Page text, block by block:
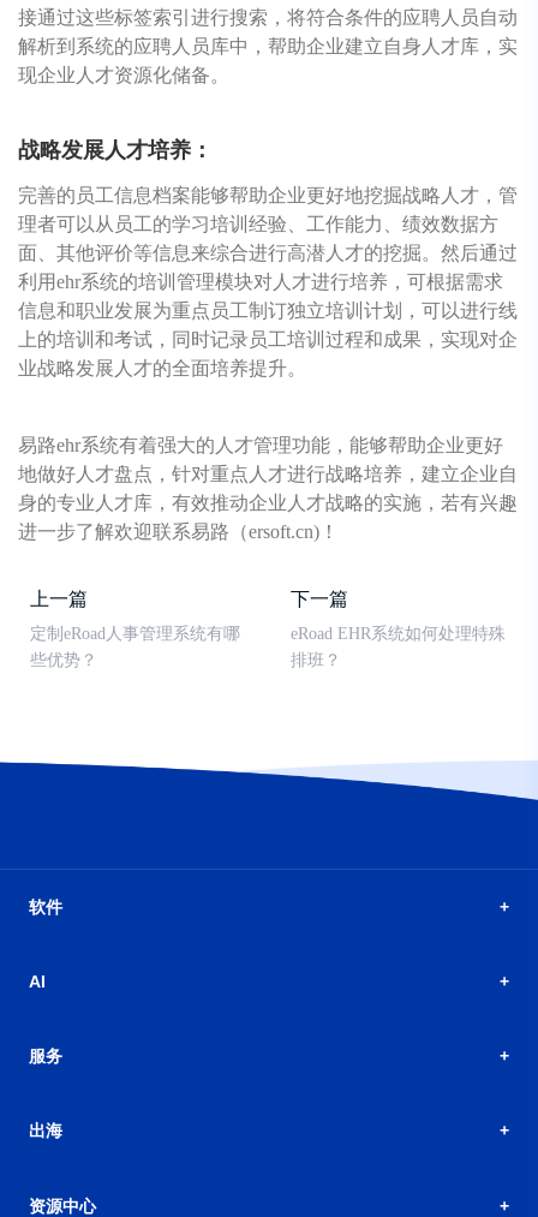
接通过这些标签索引进行搜索，将符合条件的应聘人员自动
解析到系统的应聘人员库中，帮助企业建立自身人才库，实
现企业人才资源化储备。
战略发展人才培养：
完善的员工信息档案能够帮助企业更好地挖掘战略人才，管
理者可以从员工的学习培训经验、工作能力、绩效数据方
面、其他评价等信息来综合进行高潜人才的挖掘。然后通过
利用ehr系统的培训管理模块对人才进行培养，可根据需求
信息和职业发展为重点员工制订独立培训计划，可以进行线
上的培训和考试，同时记录员工培训过程和成果，实现对企
业战略发展人才的全面培养提升。
易路ehr系统有着强大的人才管理功能，能够帮助企业更好
地做好人才盘点，针对重点人才进行战略培养，建立企业自
身的专业人才库，有效推动企业人才战略的实施，若有兴趣
进一步了解欢迎联系易路（ersoft.cn)！
上一篇
定制eRoad人事管理系统有哪
些优势？
下一篇
eRoad EHR系统如何处理特殊
排班？
软件
AI
服务
出海
资源中心